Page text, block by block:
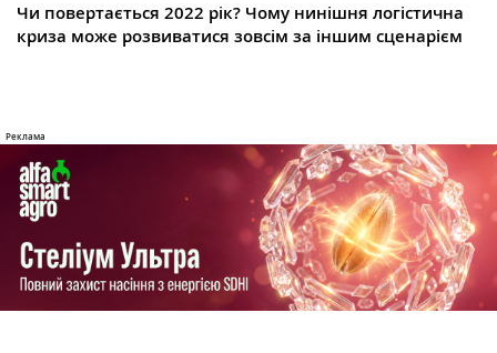
Чи повертається 2022 рік? Чому нинішня логістична
криза може розвиватися зовсім за іншим сценарієм